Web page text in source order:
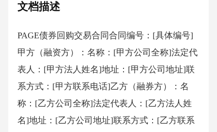
文档描述
PAGE债券回购交易合同合同编号：[具体编号]
甲方（融资方）：名称：[甲方公司全称]法定代
表人：[甲方法人姓名]地址：[甲方公司地址]联
系方式：[甲方联系电话]乙方（融券方）：名
称：[乙方公司全称]法定代表人：[乙方法人姓
名]地址：[乙方公司地址]联系方式：[乙方联系